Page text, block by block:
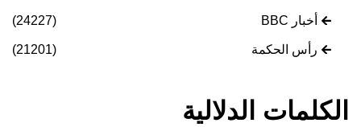
أخبار BBC (24227)
رأس الحكمة (21201)
الكلمات الدلالية